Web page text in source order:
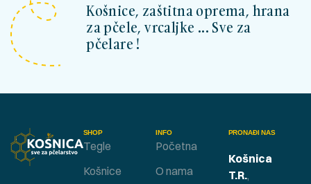
Košnice, zaštitna oprema, hrana
za pčele, vrcaljke ... Sve za
pčelare !
SHOP
Tegle
Košnice
INFO
Početna
O nama
PRONAĐI NAS
Košnica
T.R.,